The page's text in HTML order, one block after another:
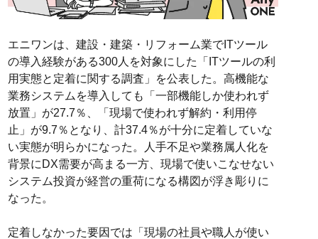
エニワンは、建設・建築・リフォーム業でITツール
の導入経験がある300人を対象にした「ITツールの利
用実態と定着に関する調査」を公表した。高機能な
業務システムを導入しても「一部機能しか使われず
放置」が27.7％、「現場で使われず解約・利用停
止」が9.7％となり、計37.4％が十分に定着していな
い実態が明らかになった。人手不足や業務属人化を
背景にDX需要が高まる一方、現場で使いこなせない
システム投資が経営の重荷になる構図が浮き彫りに
なった。
定着しなかった要因では「現場の社員や職人が使い